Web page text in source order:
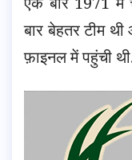
बार बेहतर टीम
फ़ाइनल में पहुंची